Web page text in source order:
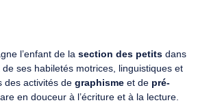
l’enfant de la section des petits dans
ses habiletés motrices, linguistiques et
des activités de graphisme et de pré-
en douceur à l’écriture et à la lecture.